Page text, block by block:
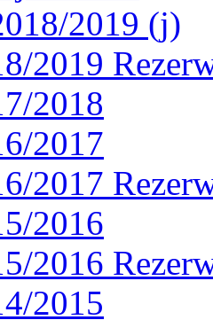
2019 (j)
2019
2018
2017
2017
2016
2016
2015